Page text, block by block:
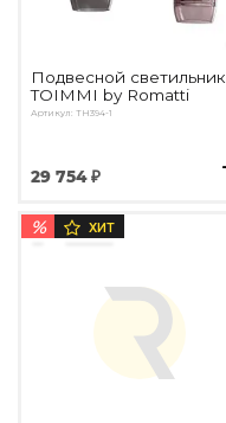
Подвесной светильник
TOIMMI by Romatti
Артикул: TH394-1
29 754 ₽
% ХИТ